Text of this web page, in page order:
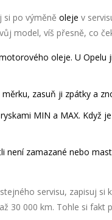
si po výměně oleje v
model, víš přesně, co
oleje. U Opelu
zasuň ji zpátky a
MIN a MAX. Když
není zamazané nebo
servisu, zapisuj
30 000 km. Tohle si fakt